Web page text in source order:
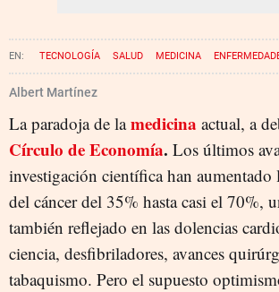
TECNOLOGÍA SALUD MEDICINA
Albert Martínez
La paradoja de lamedicina actual, a
Círculo de Economía. Los últimos
investigación científica han aumentado
del cáncer del 35% hasta casi el 70%,
también reflejado en las dolencias
ciencia, desfibriladores, avances
tabaquismo. Pero el supuesto